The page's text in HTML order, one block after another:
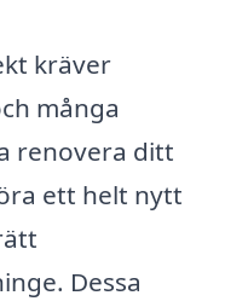
kräver
många
renovera ditt
ett helt nytt
Dessa